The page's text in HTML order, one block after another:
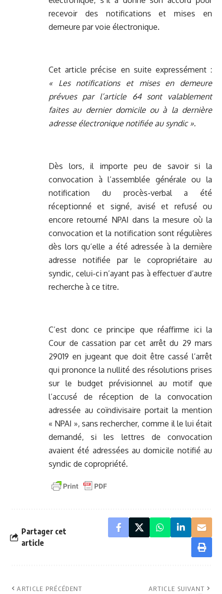
recevoir des notifications et mises en
demeure par voie électronique.
Cet article précise en suite expressément :
« Les notifications et mises en demeure
prévues par l’article 64 sont valablement
faites au dernier domicile ou à la dernière
adresse électronique notifiée au syndic ».
Dès lors, il importe peu de savoir si la
convocation à l’assemblée générale ou la
notification du procès-verbal a été
réceptionné et signé, avisé et refusé ou
encore retourné NPAI dans la mesure où la
convocation et la notification sont régulières
dès lors qu’elle a été adressée à la dernière
adresse notifiée par le copropriétaire au
syndic, celui-ci n’ayant pas à effectuer d’autre
recherche à ce titre.
C’est donc ce principe que réaffirme ici la
Cour de cassation par cet arrêt du 29 mars
29019 en jugeant que doit être cassé l’arrêt
qui prononce la nullité des résolutions prises
sur le budget prévisionnel au motif que
l’accusé de réception de la convocation
adressée au coïndivisaire portait la mention
« NPAI », sans rechercher, comme il le lui était
demandé, si les lettres de convocation
avaient été adressées au domicile notifié au
syndic de copropriété.
Partager cet
article
ARTICLE PRÉCÉDENT ARTICLE SUIVANT